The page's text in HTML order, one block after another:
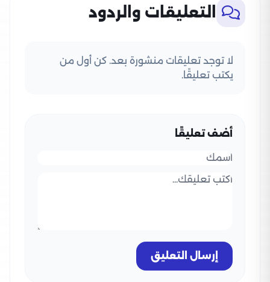
التعليقات والردود
لا توجد تعليقات منشورة بعد. كن أول من
يكتب تعليقًا.
أضف تعليقًا
إرسال التعليق